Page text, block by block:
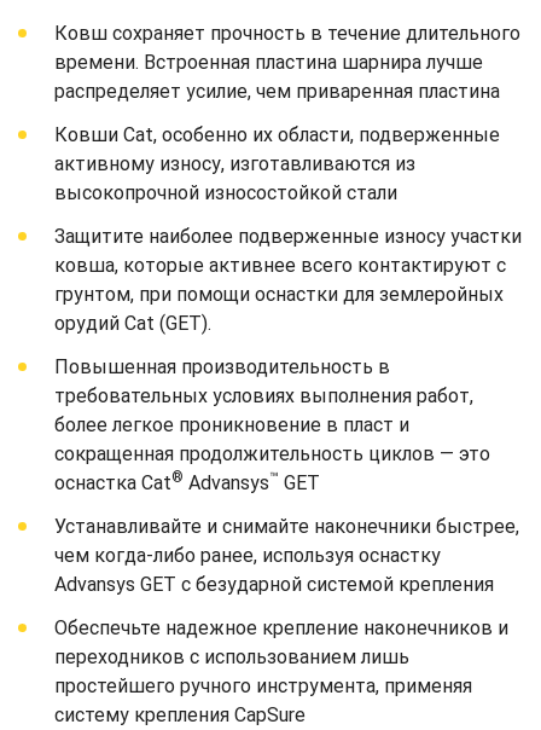
Ковш сохраняет прочность в течение длительного
времени. Встроенная пластина шарнира лучше
распределяет усилие, чем приваренная пластина
Ковши Cat, особенно их области, подверженные
активному износу, изготавливаются из
высокопрочной износостойкой стали
Защитите наиболее подверженные износу участки
ковша, которые активнее всего контактируют с
грунтом, при помощи оснастки для землеройных
орудий Cat (GET).
Повышенная производительность в
требовательных условиях выполнения работ,
более легкое проникновение в пласт и
сокращенная продолжительность циклов — это
оснастка Cat® Advansys™ GET
Устанавливайте и снимайте наконечники быстрее,
чем когда-либо ранее, используя оснастку
Advansys GET с безударной системой крепления
Обеспечьте надежное крепление наконечников и
переходников с использованием лишь
простейшего ручного инструмента, применяя
систему крепления CapSure